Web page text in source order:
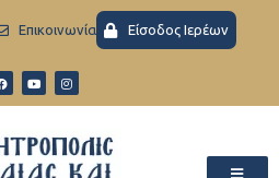
Eπικοινωνία Είσοδος Ιερέων